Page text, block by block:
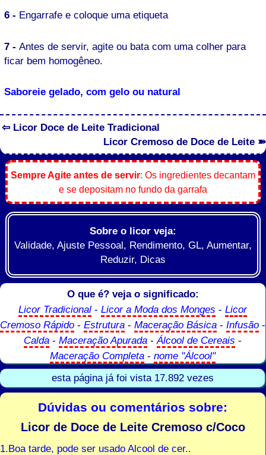
6 - Engarrafe e coloque uma etiqueta
7 -Antes de servir, agite ou bata com uma colher para
ficar bem homogêneo.
Saboreie gelado, com gelo ou natural
⇦ Licor Doce de Leite Tradicional
Licor Cremoso de Doce de Leite ➽
Sempre Agite antes de servir: Os ingredientes decantam
e se depositam no fundo da garrafa
Sobre o licor veja:
Validade, Ajuste Pessoal, Rendimento, GL, Aumentar,
Reduzir, Dicas
O que é? veja o significado:
Licor Tradicional -Licor a Moda dos Monges -Licor
Cremoso Rápido -Estrutura -Maceração Básica - Infusão -
Calda -Maceração Apurada -Álcool de Cereais -
Maceração Completa -nome "Álcool"
esta página já foi vista 17.892 vezes
Dúvidas ou comentários sobre:
Licor de Doce de Leite Cremoso c/Coco
1.Boa tarde, pode ser usado Alcool de cer..